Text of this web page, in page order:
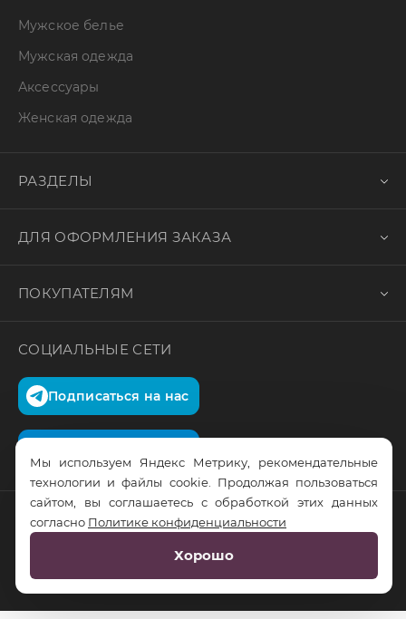
Мужское белье
Мужская одежда
Аксессуары
Женская одежда
РАЗДЕЛЫ
ДЛЯ ОФОРМЛЕНИЯ ЗАКАЗА
ПОКУПАТЕЛЯМ
СОЦИАЛЬНЫЕ СЕТИ
Подписаться на нас
© RusTrus. 2011-2026. Все права защищены
RS Digital
Мы используем Яндекс Метрику, рекомендательные
технологии и файлы cookie. Продолжая пользоваться
сайтом, вы соглашаетесь с обработкой этих данных
согласно Политике конфиденциальности
Хорошо